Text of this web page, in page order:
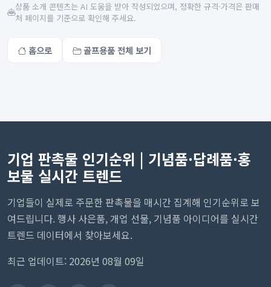
상품 소개 콘텐츠는 AI 도움을 받아 작성되었으며, 정확한 규격·가격은 판매
처 페이지를 기준으로 확인해 주세요.
홈으로 골프용품 전체 보기
기업 판촉물 인기순위 | 기념품·답례품·홍
보물 실시간 트렌드
기업들이 실제로 주문한 판촉물을 매시간 집계해 인기순위로 보
여드립니다. 행사 사은품, 개업 선물, 기념품 아이디어를 실시간
트렌드 데이터에서 찾아보세요.
최근 업데이트: 2026년 08월 09일